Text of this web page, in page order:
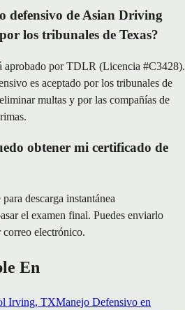
defensivo de Asian Driving
los tribunales de Texas?
aprobado por TDLR (Licencia #C3428).
es aceptado por los tribunales de
multas y por las compañías de
obtener mi certificado de
descarga instantánea
el examen final. Puedes enviarlo
electrónico.
En
Irving, TXManejo Defensivo en